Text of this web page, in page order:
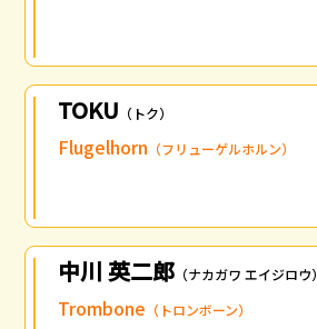
TOKU （トク）
Flugelhorn （フリューゲルホルン）
中川 英二郎 （ナカガワ エイジロウ）
Trombone （トロンボーン）